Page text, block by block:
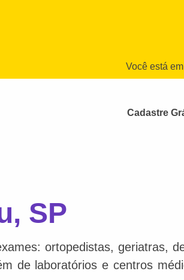
Você está
Cadastre
SP
ortopedistas, geriatras,
de laboratórios e centros